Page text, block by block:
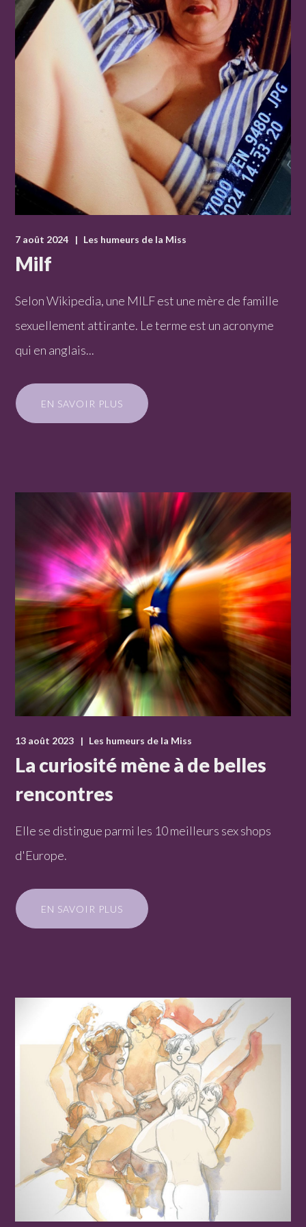
7 août 2024 Les humeurs de la Miss
Milf
Selon Wikipedia, une MILF est une mère de famille
sexuellement attirante. Le terme est un acronyme
qui en anglais...
EN SAVOIR PLUS
13 août 2023 Les humeurs de la Miss
La curiosité mène à de belles
rencontres
Elle se distingue parmi les 10 meilleurs sex shops
d'Europe.
EN SAVOIR PLUS